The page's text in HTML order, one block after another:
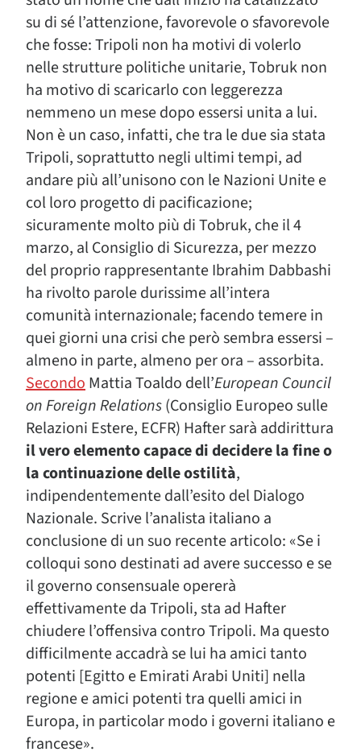
su di sé l’attenzione, favorevole o sfavorevole
che fosse: Tripoli non ha motivi di volerlo
nelle strutture politiche unitarie, Tobruk non
ha motivo di scaricarlo con leggerezza
nemmeno un mese dopo essersi unita a lui.
Non è un caso, infatti, che tra le due sia stata
Tripoli, soprattutto negli ultimi tempi, ad
andare più all’unisono con le Nazioni Unite e
col loro progetto di pacificazione;
sicuramente molto più di Tobruk, che il 4
marzo, al Consiglio di Sicurezza, per mezzo
del proprio rappresentante Ibrahim Dabbashi
ha rivolto parole durissime all’intera
comunità internazionale; facendo temere in
quei giorni una crisi che però sembra essersi –
almeno in parte, almeno per ora – assorbita.
SecondoMattia Toaldo dell’European Council
on Foreign Relations(Consiglio Europeo sulle
Relazioni Estere, ECFR) Hafter sarà addirittura
il vero elemento capace di decidere la fine o
la continuazione delle ostilità,
indipendentemente dall’esito del Dialogo
Nazionale. Scrive l’analista italiano a
conclusione di un suo recente articolo: «Se i
colloqui sono destinati ad avere successo e se
il governo consensuale opererà
effettivamente da Tripoli, sta ad Hafter
chiudere l’offensiva contro Tripoli. Ma questo
difficilmente accadrà se lui ha amici tanto
potenti [Egitto e Emirati Arabi Uniti] nella
regione e amici potenti tra quelli amici in
Europa, in particolar modo i governi italiano e
francese».